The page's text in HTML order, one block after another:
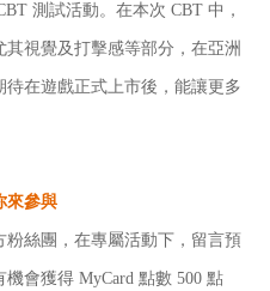
測試活動。在本次 CBT 中，
視覺及打擊感等部分，在亞洲
在遊戲正式上市後，能讓更多
來參與
絲團，在專屬活動下，留言預
會獲得 MyCard 點數 500 點